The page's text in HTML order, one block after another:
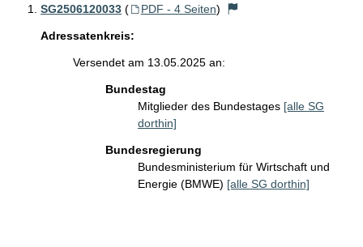
SG2506120033 ( PDF - 4 Seiten)
Adressatenkreis:
Versendet am 13.05.2025 an:
Bundestag
Mitglieder des Bundestages [alle SG
dorthin]
Bundesregierung
Bundesministerium für Wirtschaft und
Energie (BMWE) [alle SG dorthin]